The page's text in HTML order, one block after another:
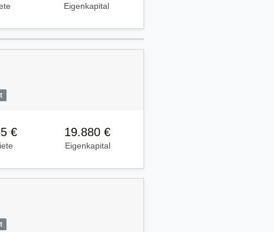
Eigenkapital
€ 19.880 €
Eigenkapital